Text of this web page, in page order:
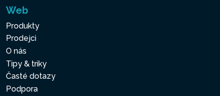
Web
Produkty
Prodejci
O nás
Tipy & triky
Časté dotazy
Podpora